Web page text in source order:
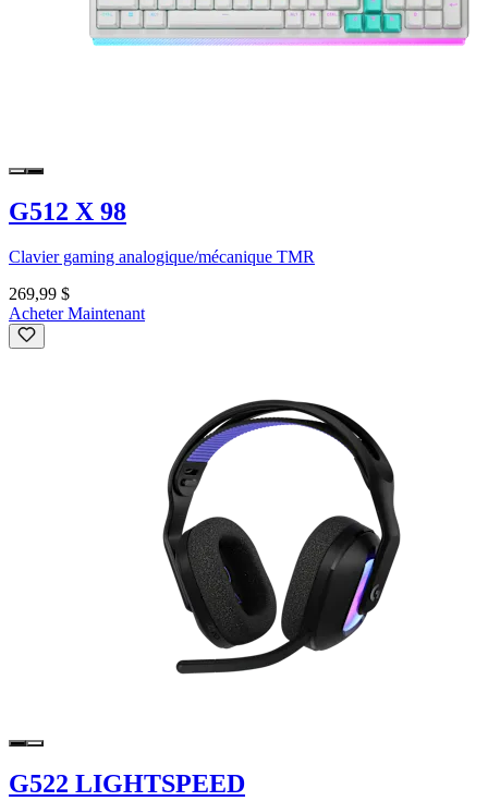
G512 X 98
Clavier gaming analogique/mécanique TMR
269,99 $
Acheter Maintenant
G522 LIGHTSPEED